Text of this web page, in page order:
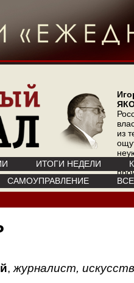
из
ИТОГИ НЕДЕЛИ
САМОУПРАВЛЕНИЕ
, журналист,